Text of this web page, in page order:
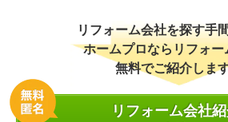
リフォーム会社を探す手
ホームプロならリフォー
無料でご紹介します
リフォーム会社